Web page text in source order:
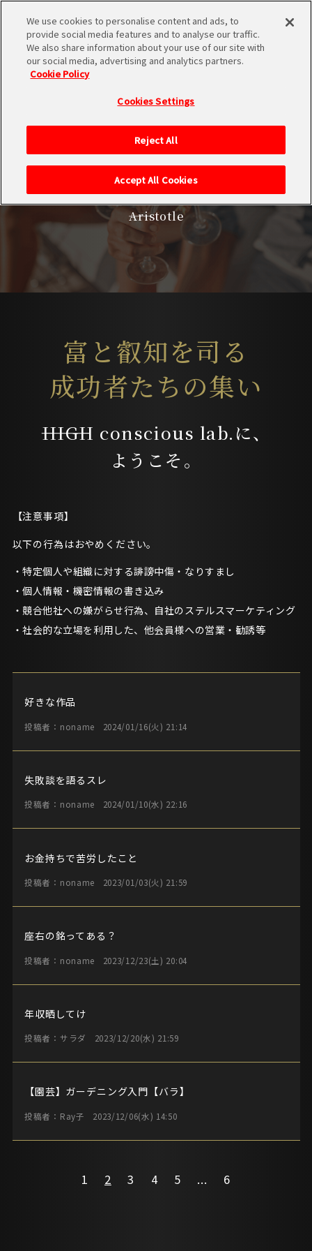
HOMEに戻る
All men by nature
desire knowledge.
すべての者は生まれながらに知恵を求める
――Aristotle
富と叡知を司る
成功者たちの集い
―――HIGH conscious lab.に、
ようこそ。
【注意事項】
以下の行為はおやめください。
特定個人や組織に対する誹謗中傷・なりすまし
個人情報・機密情報の書き込み
競合他社への嫌がらせ行為、自社のステルスマーケティング
社会的な立場を利用した、他会員様への営業・勧誘等
好きな作品
投稿者：noname 2024/01/16(火) 21:14
失敗談を語るスレ
投稿者：noname 2024/01/10(水) 22:16
お金持ちで苦労したこと
投稿者：noname 2023/01/03(火) 21:59
座右の銘ってある？
投稿者：noname 2023/12/23(土) 20:04
年収晒してけ
投稿者：サラダ 2023/12/20(水) 21:59
【園芸】ガーデニング入門【バラ】
投稿者：Ray子 2023/12/06(水) 14:50
1 2 3 4 5 ... 6
We use cookies to personalise content and ads, to
provide social media features and to analyse our traffic.
We also share information about your use of our site with
our social media, advertising and analytics partners.
Cookie Policy
Cookies Settings
Reject All
Accept All Cookies